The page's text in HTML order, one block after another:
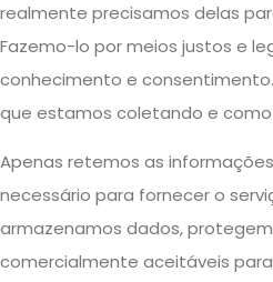
realmente precisamos delas
Fazemo-lo por meios justos e
conhecimento e
que estamos coletando e como
Apenas retemos as
necessário para fornecer o
armazenamos dados,
comercialmente aceitáveis